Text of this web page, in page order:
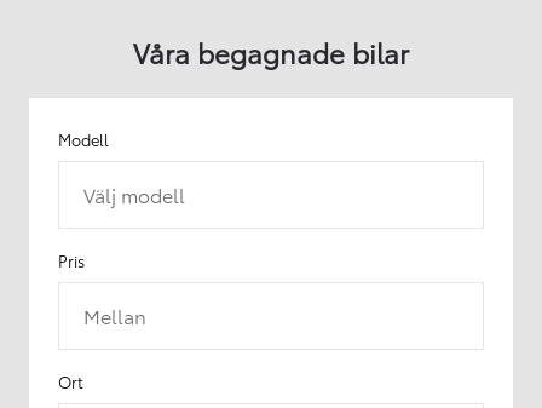
Våra begagnade bilar
Modell
Välj modell
Pris
Mellan
Ort